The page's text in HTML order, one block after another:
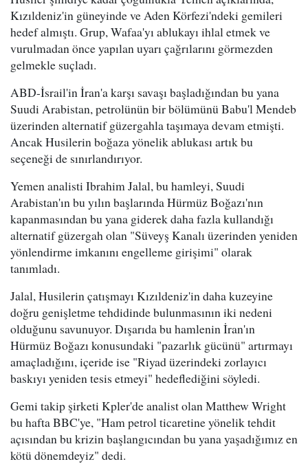
Kızıldeniz'in güneyinde ve Aden Körfezi'ndeki gemileri
hedef almıştı. Grup, Wafaa'yı ablukayı ihlal etmek ve
vurulmadan önce yapılan uyarı çağrılarını görmezden
gelmekle suçladı.
ABD-İsrail'in İran'a karşı savaşı başladığından bu yana
Suudi Arabistan, petrolünün bir bölümünü Babu'l Mendeb
üzerinden alternatif güzergahla taşımaya devam etmişti.
Ancak Husilerin boğaza yönelik ablukası artık bu
seçeneği de sınırlandırıyor.
Yemen analisti Ibrahim Jalal, bu hamleyi, Suudi
Arabistan'ın bu yılın başlarında Hürmüz Boğazı'nın
kapanmasından bu yana giderek daha fazla kullandığı
alternatif güzergah olan "Süveyş Kanalı üzerinden yeniden
yönlendirme imkanını engelleme girişimi" olarak
tanımladı.
Jalal, Husilerin çatışmayı Kızıldeniz'in daha kuzeyine
doğru genişletme tehdidinde bulunmasının iki nedeni
olduğunu savunuyor. Dışarıda bu hamlenin İran'ın
Hürmüz Boğazı konusundaki "pazarlık gücünü" artırmayı
amaçladığını, içeride ise "Riyad üzerindeki zorlayıcı
baskıyı yeniden tesis etmeyi" hedeflediğini söyledi.
Gemi takip şirketi Kpler'de analist olan Matthew Wright
bu hafta BBC'ye, "Ham petrol ticaretine yönelik tehdit
açısından bu krizin başlangıcından bu yana yaşadığımız en
kötü dönemdeyiz" dedi.